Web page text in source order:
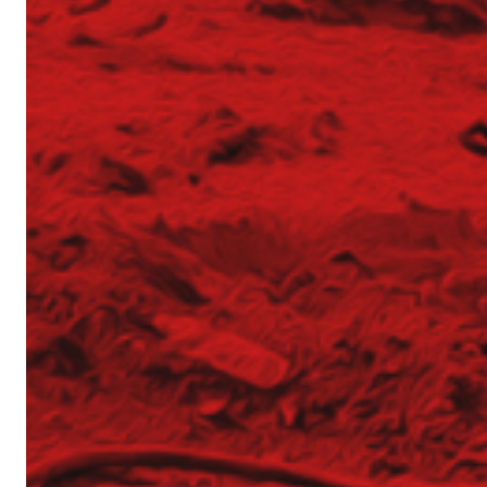
Młodszy Inżynier Budowy (K/M)
Mechanik / serwisant maszyn budowlanych
Młodszy Inżynier Budowy (K/M)
Inżynier Budowy (K/M)
Specjalista ds. kosztorysowania i wycen (K/M)
Operator palownicy (K/M)
Projektant geotechniczny (K/M)
O nas
Park maszynowy
Specjaliści w dziedzinie geotechniki
Zespół Tergon
Polityka prywatności